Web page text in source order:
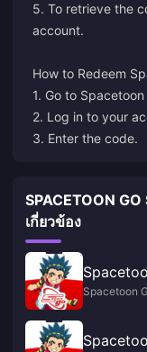
5. To retrieve the
account.
How to Redeem
1. Go to Spacetoon
2. Log in to your
3. Enter the code.
SPACETOON
เกี่ยวข้อง
Spacetoon